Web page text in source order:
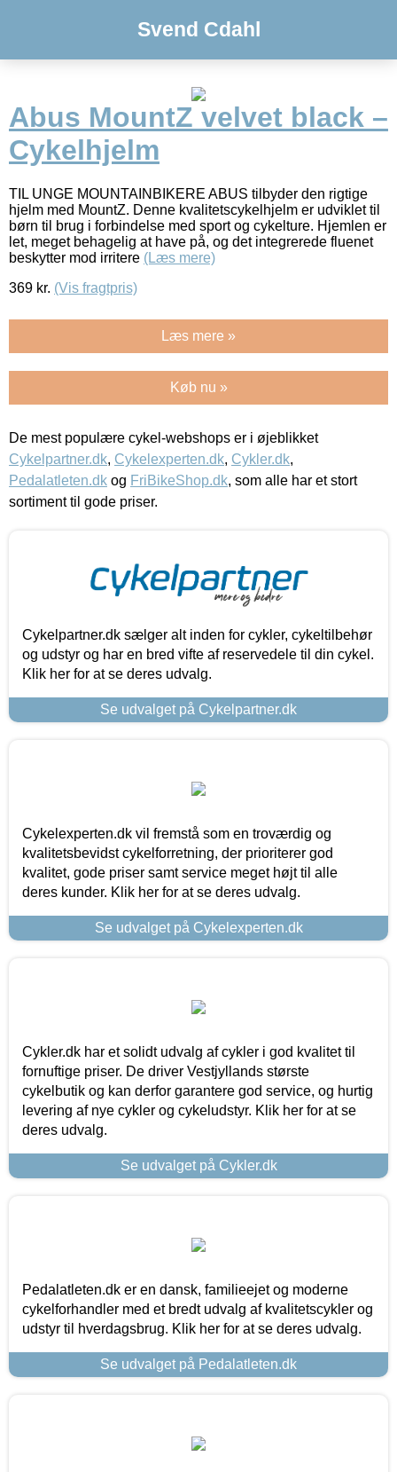
Svend Cdahl
Abus MountZ velvet black –
Cykelhjelm
TIL UNGE MOUNTAINBIKERE ABUS tilbyder den rigtige
hjelm med MountZ. Denne kvalitetscykelhjelm er udviklet til
børn til brug i forbindelse med sport og cykelture. Hjemlen er
let, meget behagelig at have på, og det integrerede fluenet
beskytter mod irritere (Læs mere)
369 kr. (Vis fragtpris)
Læs mere »
Køb nu »
De mest populære cykel-webshops er i øjeblikket
Cykelpartner.dk, Cykelexperten.dk, Cykler.dk,
Pedalatleten.dk og FriBikeShop.dk, som alle har et stort
sortiment til gode priser.
Cykelpartner.dk sælger alt inden for cykler, cykeltilbehør
og udstyr og har en bred vifte af reservedele til din cykel.
Klik her for at se deres udvalg.
Se udvalget på Cykelpartner.dk
Cykelexperten.dk vil fremstå som en troværdig og
kvalitetsbevidst cykelforretning, der prioriterer god
kvalitet, gode priser samt service meget højt til alle
deres kunder. Klik her for at se deres udvalg.
Se udvalget på Cykelexperten.dk
Cykler.dk har et solidt udvalg af cykler i god kvalitet til
fornuftige priser. De driver Vestjyllands største
cykelbutik og kan derfor garantere god service, og hurtig
levering af nye cykler og cykeludstyr. Klik her for at se
deres udvalg.
Se udvalget på Cykler.dk
Pedalatleten.dk er en dansk, familieejet og moderne
cykelforhandler med et bredt udvalg af kvalitetscykler og
udstyr til hverdagsbrug. Klik her for at se deres udvalg.
Se udvalget på Pedalatleten.dk